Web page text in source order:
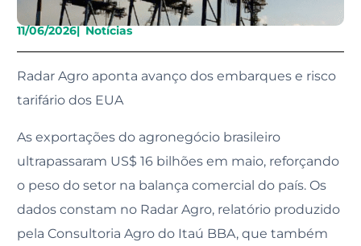
11/06/2026| Notícias
Radar Agro aponta avanço dos embarques e risco
tarifário dos EUA
As exportações do agronegócio brasileiro
ultrapassaram US$ 16 bilhões em maio, reforçando
o peso do setor na balança comercial do país. Os
dados constam no Radar Agro, relatório produzido
pela Consultoria Agro do Itaú BBA, que também